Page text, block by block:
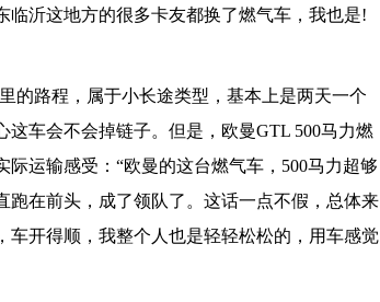
沂这地方的很多卡友都换了燃气车，我也是!
的路程，属于小长途类型，基本上是两天一个
车会不会掉链子。但是，欧曼GTL 500马力燃
运输感受：“欧曼的这台燃气车，500马力超够
在前头，成了领队了。这话一点不假，总体来
开得顺，我整个人也是轻轻松松的，用车感觉